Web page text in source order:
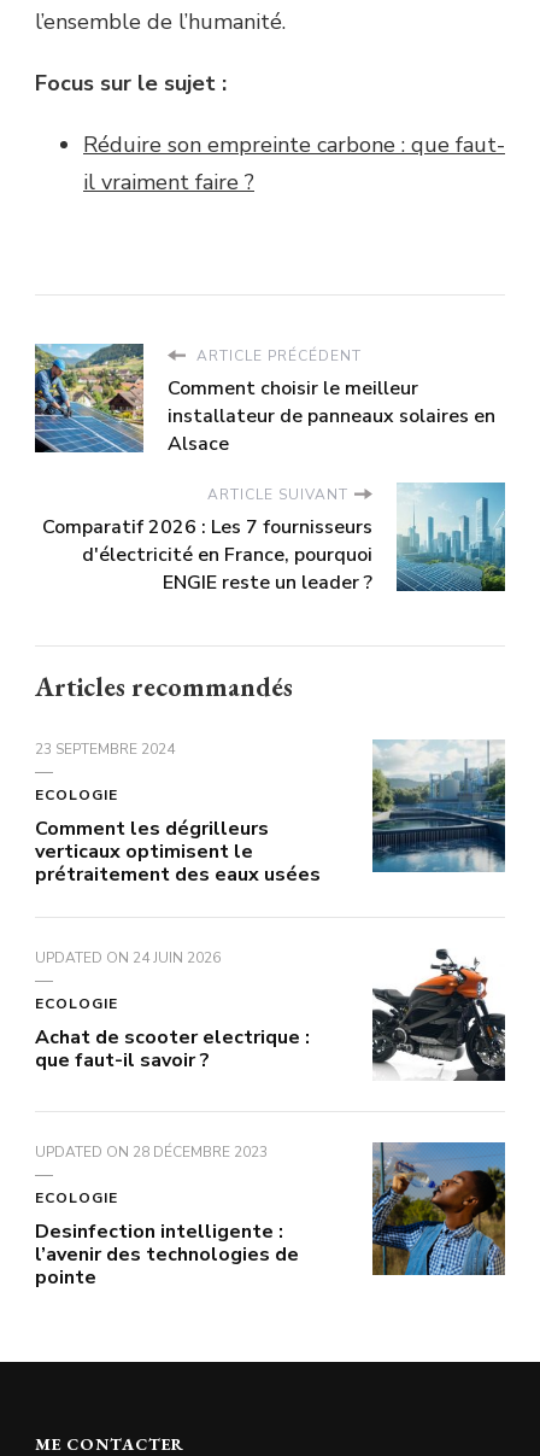
l’ensemble de l’humanité.
Focus sur le sujet :
Réduire son empreinte carbone : que faut-
il vraiment faire ?
ARTICLE PRÉCÉDENT
Comment choisir le meilleur
installateur de panneaux solaires en
Alsace
ARTICLE SUIVANT
Comparatif 2026 : Les 7 fournisseurs
d'électricité en France, pourquoi
ENGIE reste un leader ?
Articles recommandés
23 SEPTEMBRE 2024
ECOLOGIE
Comment les dégrilleurs
verticaux optimisent le
prétraitement des eaux usées
UPDATED ON 24 JUIN 2026
ECOLOGIE
Achat de scooter electrique :
que faut-il savoir ?
UPDATED ON 28 DÉCEMBRE 2023
ECOLOGIE
Desinfection intelligente :
l’avenir des technologies de
pointe
ME CONTACTER